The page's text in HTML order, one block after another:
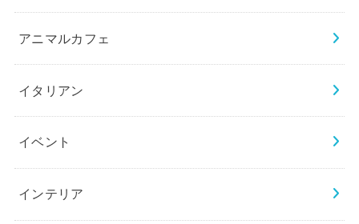
アニマルカフェ
イタリアン
イベント
インテリア